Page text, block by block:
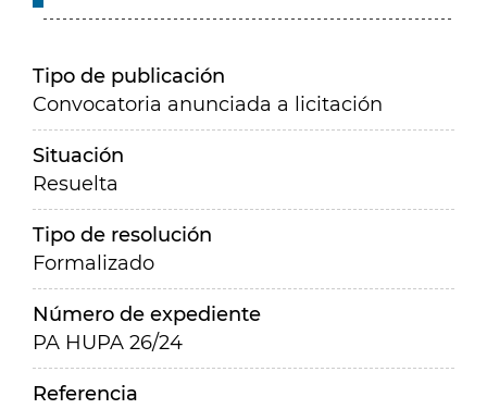
Tipo de publicación
Convocatoria anunciada a licitación
Situación
Resuelta
Tipo de resolución
Formalizado
Número de expediente
PA HUPA 26/24
Referencia